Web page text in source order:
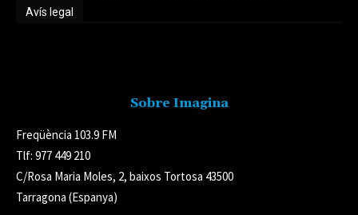
Avís legal
Sobre Imagina
Freqüència 103.9 FM
Tlf: 977 449 210
C/Rosa Maria Moles, 2, baixos Tortosa 43500
Tarragona (Espanya)